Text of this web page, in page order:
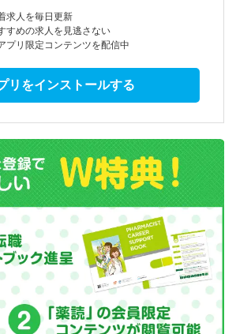
求人を毎日更新
すめの求人を見逃さない
プリ限定コンテンツを配信中
リをインストールする